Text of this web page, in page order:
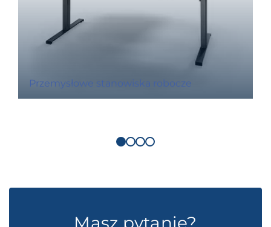
Przemysłowe stanowiska robocze
Masz pytanie?